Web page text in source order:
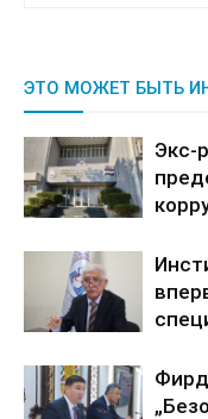
ЭТО МОЖЕТ БЫТЬ
Экс-